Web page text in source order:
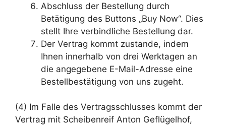
Abschluss der Bestellung durch
Betätigung des Buttons „Buy Now“. Dies
stellt Ihre verbindliche Bestellung dar.
Der Vertrag kommt zustande, indem
Ihnen innerhalb von drei Werktagen an
die angegebene E-Mail-Adresse eine
Bestellbestätigung von uns zugeht.
(4) Im Falle des Vertragsschlusses kommt der
Vertrag mit Scheibenreif Anton Geflügelhof,